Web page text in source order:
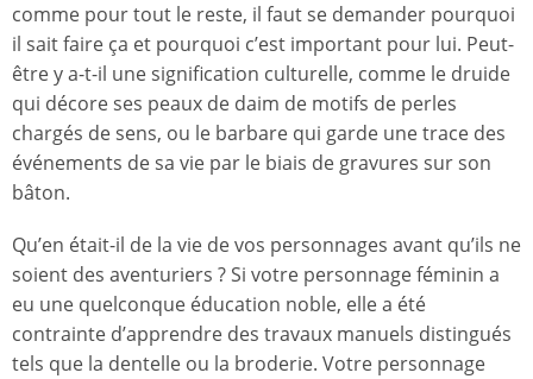
comme pour tout le reste, il faut se demander pourquoi
il sait faire ça et pourquoi c’est important pour lui. Peut-
être y a-t-il une signification culturelle, comme le druide
qui décore ses peaux de daim de motifs de perles
chargés de sens, ou le barbare qui garde une trace des
événements de sa vie par le biais de gravures sur son
bâton.
Qu’en était-il de la vie de vos personnages avant qu’ils ne
soient des aventuriers ? Si votre personnage féminin a
eu une quelconque éducation noble, elle a été
contrainte d’apprendre des travaux manuels distingués
tels que la dentelle ou la broderie. Votre personnage